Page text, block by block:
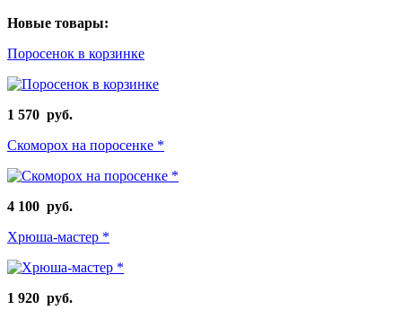
Новые товары:
Поросенок в корзинке
1 570 руб.
Скоморох на поросенке *
4 100 руб.
Хрюша-мастер *
1 920 руб.